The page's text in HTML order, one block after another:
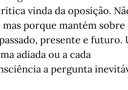
vinda da oposição.
porque mantém sobre
presente e futuro.
adiada ou a cada
a pergunta